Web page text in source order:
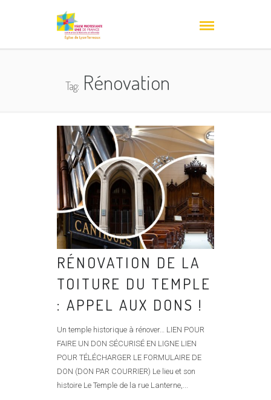
Tag:Rénovation
RÉNOVATION DE LA
TOITURE DU TEMPLE
: APPEL AUX DONS !
Un temple historique à rénover… LIEN POUR
FAIRE UN DON SÉCURISÉ EN LIGNE LIEN
POUR TÉLÉCHARGER LE FORMULAIRE DE
DON (DON PAR COURRIER) Le lieu et son
histoire Le Temple de la rue Lanterne,...